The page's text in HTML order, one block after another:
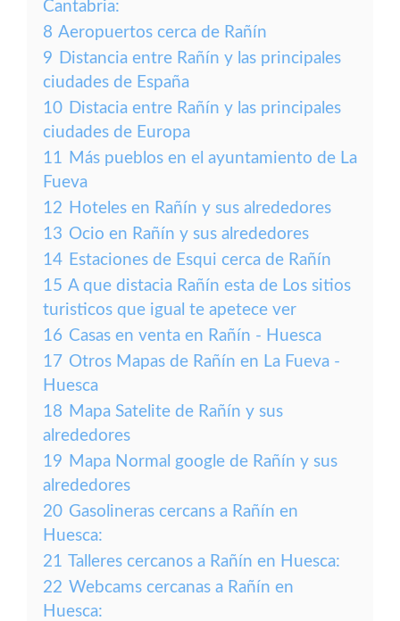
Cantabria:
8 Aeropuertos cerca de Rañín
9 Distancia entre Rañín y las principales
ciudades de España
10 Distacia entre Rañín y las principales
ciudades de Europa
11 Más pueblos en el ayuntamiento de La
Fueva
12 Hoteles en Rañín y sus alrededores
13 Ocio en Rañín y sus alrededores
14 Estaciones de Esqui cerca de Rañín
15 A que distacia Rañín esta de Los sitios
turisticos que igual te apetece ver
16 Casas en venta en Rañín - Huesca
17 Otros Mapas de Rañín en La Fueva -
Huesca
18 Mapa Satelite de Rañín y sus
alrededores
19 Mapa Normal google de Rañín y sus
alrededores
20 Gasolineras cercans a Rañín en
Huesca:
21 Talleres cercanos a Rañín en Huesca:
22 Webcams cercanas a Rañín en
Huesca: